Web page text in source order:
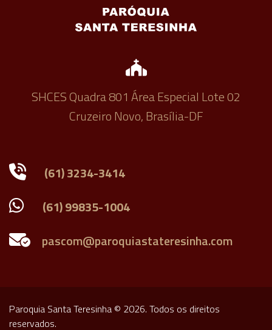
SHCES Quadra 801 Área Especial Lote 02
Cruzeiro Novo, Brasília-DF
(61) 3234-3414
(61) 99835-1004
Paroquia Santa Teresinha © 2026. Todos os direitos
reservados.